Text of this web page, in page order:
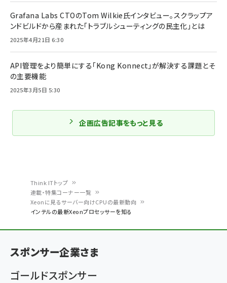
く
ず
Think ITトップ
連載・特集コーナー一覧
Xeonに見るサーバー向けCPUの最新動向
インテルの最新Xeonプロセッサーを知る
Grafana Labs CTOのTom Wilkie氏インタビュー。スクラップア
ンドビルドから産まれた「トラブルシューティングの民主化」とは
2025年4月21日 6:30
API管理をより簡単にする「Kong Konnect」が解決する課題とそ
の主要機能
2025年3月5日 5:30
企画広告記事をもっと見る
スポンサー企業さま
ゴールドスポンサー